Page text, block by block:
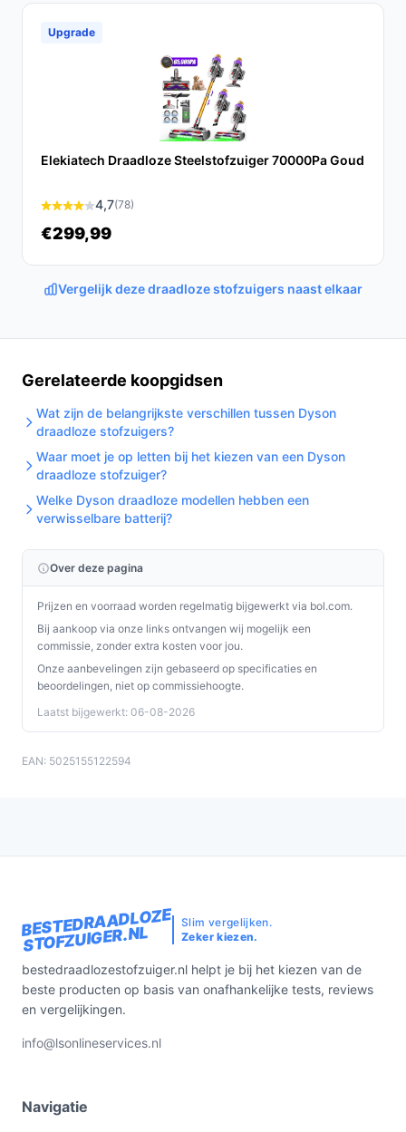
indrukwekkende prestaties maakt hij het schoonmaken
eenvoudiger en effectiever.
Ontdek alle specificaties en vergelijk prijzen op
bestedraadlozestofzuiger.nl. Kies bewust wat perfect
past bij jouw behoeften!
Upgrade
Elekiatech Draadloze Steelstofzuiger 70000Pa Goud
4,7(78)
€299,99
Vergelijk deze draadloze stofzuigers naast elkaar
Gerelateerde koopgidsen
Wat zijn de belangrijkste verschillen tussen Dyson
draadloze stofzuigers?
Waar moet je op letten bij het kiezen van een Dyson
draadloze stofzuiger?
Welke Dyson draadloze modellen hebben een
verwisselbare batterij?
Over deze pagina
Prijzen en voorraad worden regelmatig bijgewerkt via bol.com.
Bij aankoop via onze links ontvangen wij mogelijk een
commissie, zonder extra kosten voor jou.
Onze aanbevelingen zijn gebaseerd op specificaties en
beoordelingen, niet op commissiehoogte.
Laatst bijgewerkt: 06-08-2026
EAN: 5025155122594
BESTEDRAADLOZE
STOFZUIGER.NL
Slim vergelijken.
Zeker kiezen.
bestedraadlozestofzuiger.nl helpt je bij het kiezen van de
beste producten op basis van onafhankelijke tests, reviews
en vergelijkingen.
info@lsonlineservices.nl
Navigatie